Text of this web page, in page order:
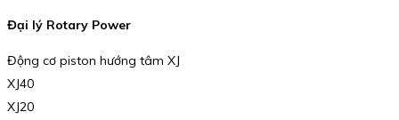
Đại lý Rotary Power
Động cơ piston hướng tâm XJ
XJ40
XJ20